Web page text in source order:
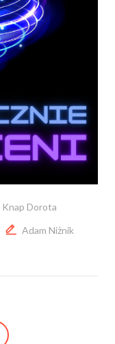
Knap Dorota
Adam Niżnik